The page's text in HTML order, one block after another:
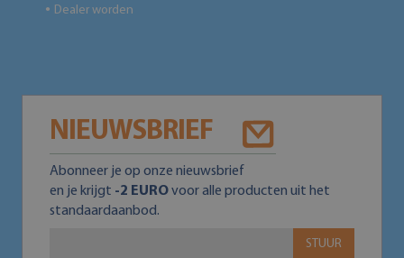
● Dealer worden
NIEUWSBRIEF
Abonneer je op onze nieuwsbrief
en je krijgt -2 EUROvoor alle producten uit het
standaardaanbod.
STUUR